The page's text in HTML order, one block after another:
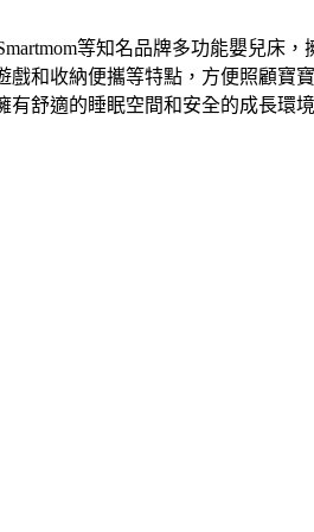
等知名品牌多功能嬰兒
戲和收納便攜等特點，方便照顧
舒適的睡眠空間和安全的成長環境